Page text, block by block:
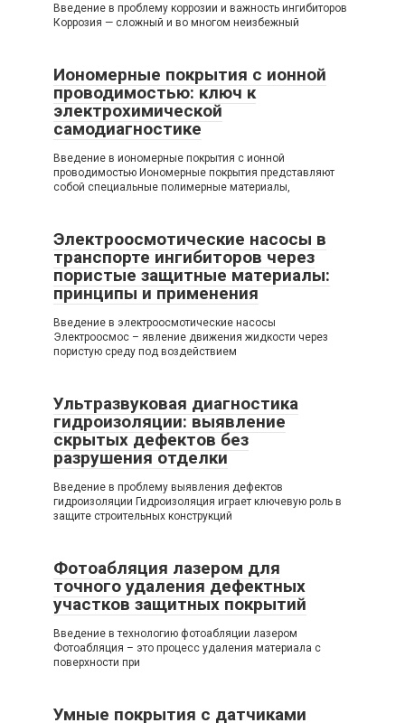
Введение в проблему коррозии и важность ингибиторов
Коррозия — сложный и во многом неизбежный
Иономерные покрытия с ионной
проводимостью: ключ к
электрохимической
самодиагностике
Введение в иономерные покрытия с ионной
проводимостью Иономерные покрытия представляют
собой специальные полимерные материалы,
Электроосмотические насосы в
транспорте ингибиторов через
пористые защитные материалы:
принципы и применения
Введение в электроосмотические насосы
Электроосмос – явление движения жидкости через
пористую среду под воздействием
Ультразвуковая диагностика
гидроизоляции: выявление
скрытых дефектов без
разрушения отделки
Введение в проблему выявления дефектов
гидроизоляции Гидроизоляция играет ключевую роль в
защите строительных конструкций
Фотоабляция лазером для
точного удаления дефектных
участков защитных покрытий
Введение в технологию фотоабляции лазером
Фотоабляция – это процесс удаления материала с
поверхности при
Умные покрытия с датчиками